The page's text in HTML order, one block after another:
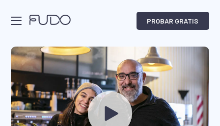
PROBAR GRATIS
Funcionalidades
Precios
Tu Delivery
Vendedor IA